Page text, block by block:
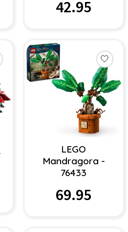
42.95
LEGO
Mandragora -
76433
69.95